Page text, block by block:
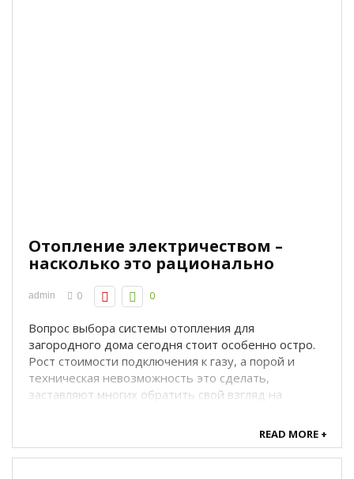
Отопление электричеством –
насколько это рационально
admin 0 0
Вопрос выбора системы отопления для
загородного дома сегодня стоит особенно остро.
Рост стоимости подключения к газу, а порой и
техническая невозможность это сделать,
заставляют многих обратить свой взгляд на
страх: "Это же разорительно!". Так ли это на самом
деле, и ...
READ MORE +